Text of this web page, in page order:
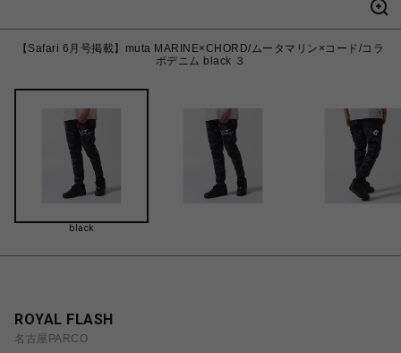
【Safari 6月号掲載】muta MARINE×CHORD/ムータマリン×コード/コラ
ボデニム black ３
black
ROYAL FLASH
名古屋PARCO